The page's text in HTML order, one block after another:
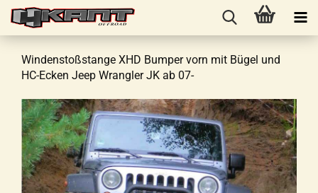
Windenstoßstange XHD Bumper vorn mit Bügel und
HC-Ecken Jeep Wrangler JK ab 07-